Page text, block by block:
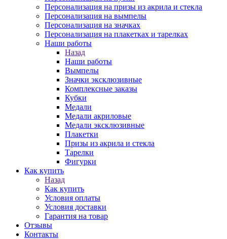
Персонализация на призы из акрила и стекла
Персонализация на вымпелы
Персонализация на значках
Персонализация на плакетках и тарелках
Наши работы
Назад
Наши работы
Вымпелы
Значки эксклюзивные
Комплексные заказы
Кубки
Медали
Медали акриловые
Медали эксклюзивные
Плакетки
Призы из акрила и стекла
Тарелки
Фигурки
Как купить
Назад
Как купить
Условия оплаты
Условия доставки
Гарантия на товар
Отзывы
Контакты